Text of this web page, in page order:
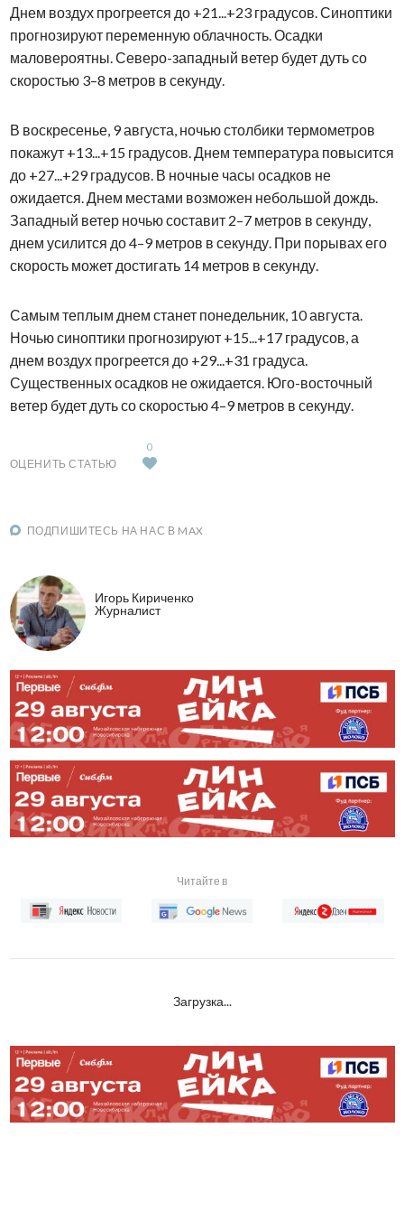
Днем воздух прогреется до +21...+23 градусов. Синоптики
прогнозируют переменную облачность. Осадки
маловероятны. Северо-западный ветер будет дуть со
скоростью 3–8 метров в секунду.
В воскресенье, 9 августа, ночью столбики термометров
покажут +13...+15 градусов. Днем температура повысится
до +27...+29 градусов. В ночные часы осадков не
ожидается. Днем местами возможен небольшой дождь.
Западный ветер ночью составит 2–7 метров в секунду,
днем усилится до 4–9 метров в секунду. При порывах его
скорость может достигать 14 метров в секунду.
Самым теплым днем станет понедельник, 10 августа.
Ночью синоптики прогнозируют +15...+17 градусов, а
днем воздух прогреется до +29...+31 градуса.
Существенных осадков не ожидается. Юго-восточный
ветер будет дуть со скоростью 4–9 метров в секунду.
ОЦЕНИТЬ СТАТЬЮ
0
ПОДПИШИТЕСЬ НА НАС В MAX
Игорь Кириченко
Журналист
Читайте в
Загрузка...